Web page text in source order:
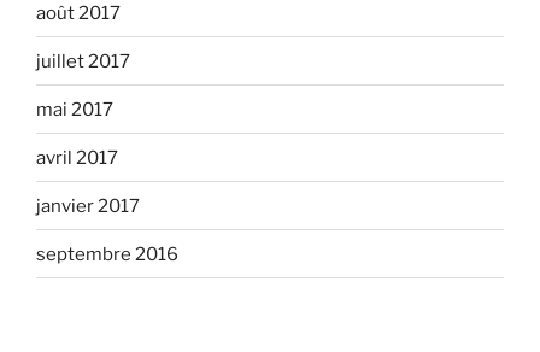
août 2017
juillet 2017
mai 2017
avril 2017
janvier 2017
septembre 2016